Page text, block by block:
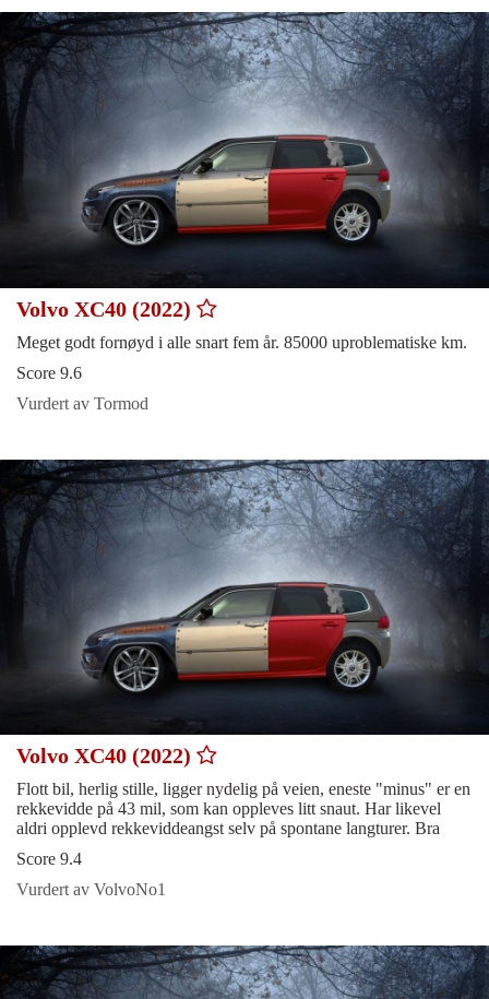
Volvo XC40 (2022)
Meget godt fornøyd i alle snart fem år. 85000 uproblematiske km.
Score 9.6
Vurdert av Tormod
Volvo XC40 (2022)
Flott bil, herlig stille, ligger nydelig på veien, eneste "minus" er en
rekkevidde på 43 mil, som kan oppleves litt snaut. Har likevel
aldri opplevd rekkeviddeangst selv på spontane langturer. Bra
Score 9.4
Vurdert av VolvoNo1